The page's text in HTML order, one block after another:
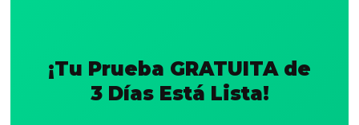
¡Tu Prueba GRATUITA de
3 Días Está Lista!